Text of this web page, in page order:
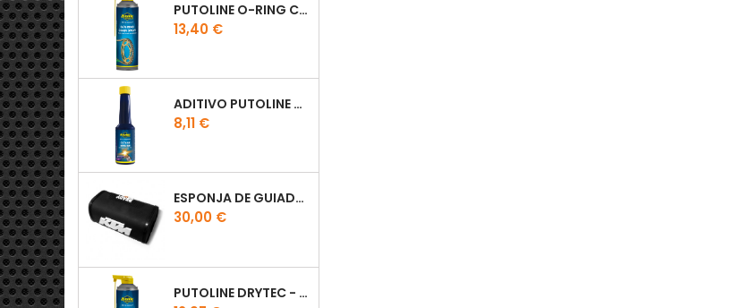
PUTOLINE O-RING CHAIN LUBE - SPRAY CORRENTE - 0,5 LT
Preço
13,40 €
ADITIVO PUTOLINE OCTANE BOOSTER 150ML
Preço
8,11 €
ESPONJA DE GUIADOR KTM
Preço
30,00 €
PUTOLINE DRYTEC - SPRAY CORRENTE RACE - 0,5 LT